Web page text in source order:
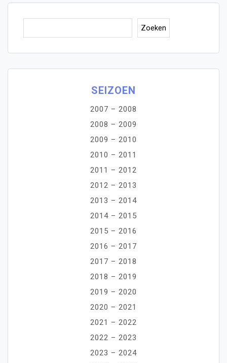
Zoeken
SEIZOEN
2007 – 2008
2008 – 2009
2009 – 2010
2010 – 2011
2011 – 2012
2012 – 2013
2013 – 2014
2014 – 2015
2015 – 2016
2016 – 2017
2017 – 2018
2018 – 2019
2019 – 2020
2020 – 2021
2021 – 2022
2022 – 2023
2023 – 2024